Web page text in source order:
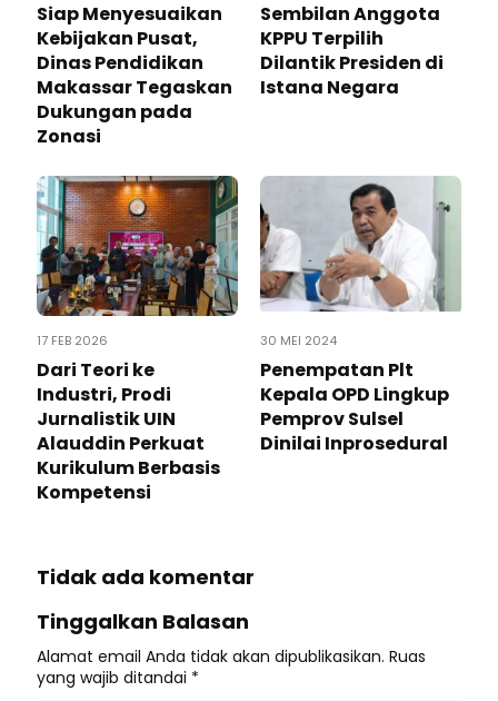
Siap Menyesuaikan
Kebijakan Pusat,
Dinas Pendidikan
Makassar Tegaskan
Dukungan pada
Zonasi
Sembilan Anggota
KPPU Terpilih
Dilantik Presiden di
Istana Negara
17 FEB 2026
Dari Teori ke
Industri, Prodi
Jurnalistik UIN
Alauddin Perkuat
Kurikulum Berbasis
Kompetensi
30 MEI 2024
Penempatan Plt
Kepala OPD Lingkup
Pemprov Sulsel
Dinilai Inprosedural
Tidak ada komentar
Tinggalkan Balasan
Alamat email Anda tidak akan dipublikasikan. Ruas
yang wajib ditandai *